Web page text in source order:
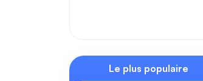
Le plus populaire